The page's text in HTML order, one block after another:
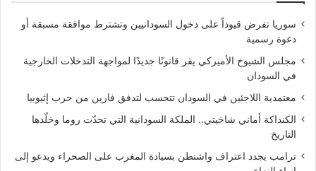
سوريا تفرض قيوداً على دخول السودانيين وتشترط موافقة مسبقة أو
دعوة رسمية
مجلس الشيوخ الأميركي يقر قانونًا جديدًا لمواجهة التدخلات الخارجية
في السودان
معتمدية اللاجئين في السودان تتحسب لتدفق فارين من حرب إثيوبيا
الكنداكة أماني شاخيتي.. الملكة السودانية التي تحدّت روما وخلّدها
التاريخ
ترامب يجدد اعتراف واشنطن بسيادة المغرب على الصحراء ويدعو إلى